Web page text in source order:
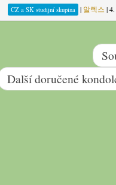
CZ a SK studijní skupina | 알렉스 |
Další doručené